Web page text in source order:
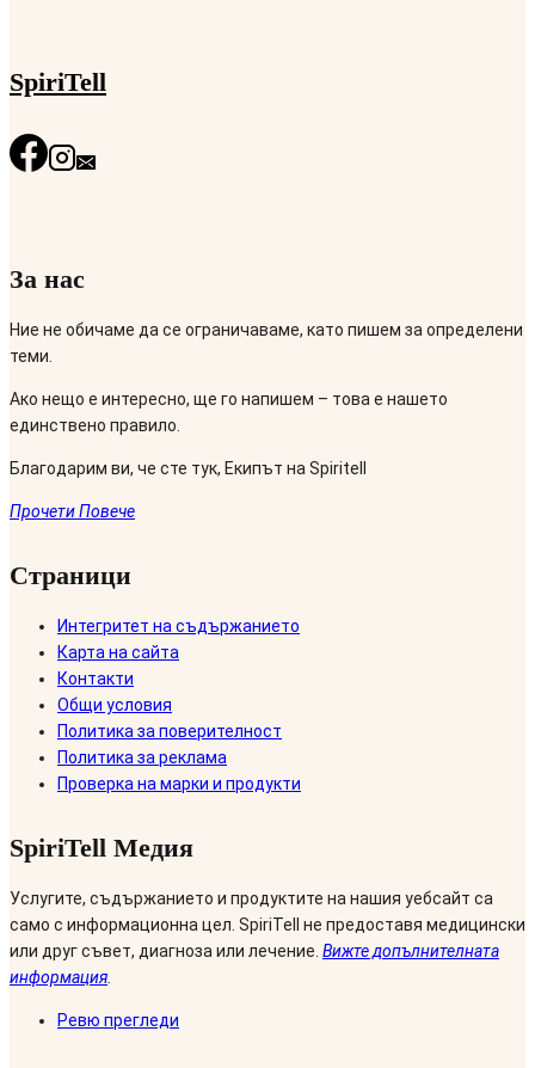
SpiriTell
За нас
Ние не обичаме да се ограничаваме, като пишем за определени
теми.
Ако нещо е интересно, ще го напишем – това е нашето
единствено правило.
Благодарим ви, че сте тук, Екипът на Spiritell
Прочети Повече
Страници
Интегритет на съдържанието
Карта на сайта
Контакти
Общи условия
Политика за поверителност
Политика за реклама
Проверка на марки и продукти
SpiriTell Медия
Услугите, съдържанието и продуктите на нашия уебсайт са
само с информационна цел. SpiriTell не предоставя медицински
или друг съвет, диагноза или лечение. Вижте допълнителната
информация.
Ревю прегледи